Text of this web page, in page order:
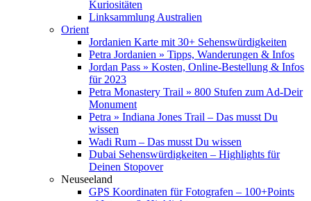
Kuriositäten
Linksammlung Australien
Orient
Jordanien Karte mit 30+ Sehenswürdigkeiten
Petra Jordanien » Tipps, Wanderungen & Infos
Jordan Pass » Kosten, Online-Bestellung & Infos
für 2023
Petra Monastery Trail » 800 Stufen zum Ad-Deir
Monument
Petra » Indiana Jones Trail – Das musst Du
wissen
Wadi Rum – Das musst Du wissen
Dubai Sehenswürdigkeiten – Highlights für
Deinen Stopover
Neuseeland
GPS Koordinaten für Fotografen – 100+Points